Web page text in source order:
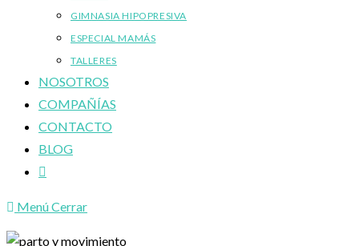
GIMNASIA HIPOPRESIVA
ESPECIAL MAMÁS
TALLERES
NOSOTROS
COMPAÑÍAS
CONTACTO
BLOG
Alternar
de
la
MenúCerrar